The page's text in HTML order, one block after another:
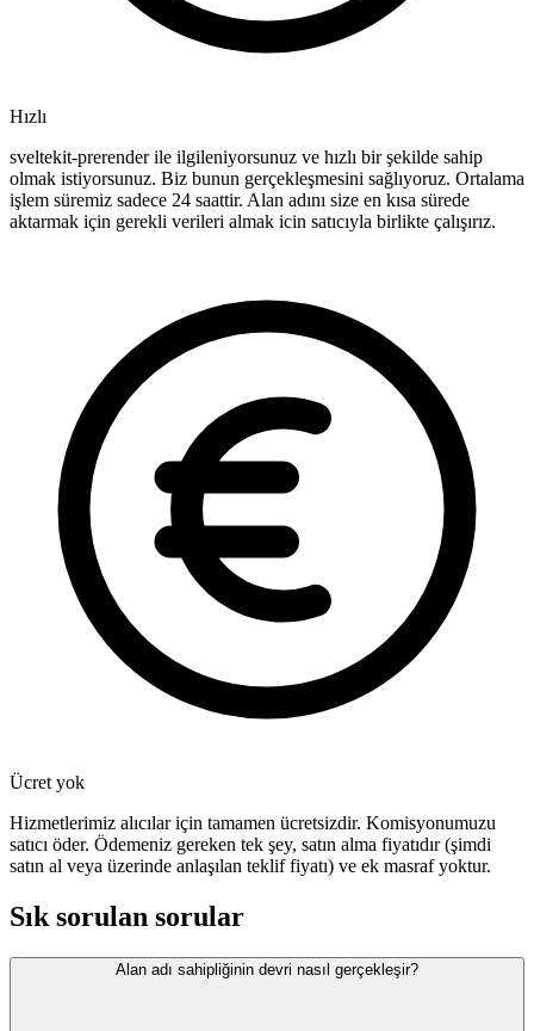
Hızlı
sveltekit-prerender ile ilgileniyorsunuz ve hızlı bir şekilde sahip
olmak istiyorsunuz. Biz bunun gerçekleşmesini sağlıyoruz. Ortalama
işlem süremiz sadece 24 saattir. Alan adını size en kısa sürede
aktarmak için gerekli verileri almak icin satıcıyla birlikte çalışırız.
Ücret yok
Hizmetlerimiz alıcılar için tamamen ücretsizdir. Komisyonumuzu
satıcı öder. Ödemeniz gereken tek şey, satın alma fiyatıdır (şimdi
satın al veya üzerinde anlaşılan teklif fiyatı) ve ek masraf yoktur.
Sık sorulan sorular
Alan adı sahipliğinin devri nasıl gerçekleşir?